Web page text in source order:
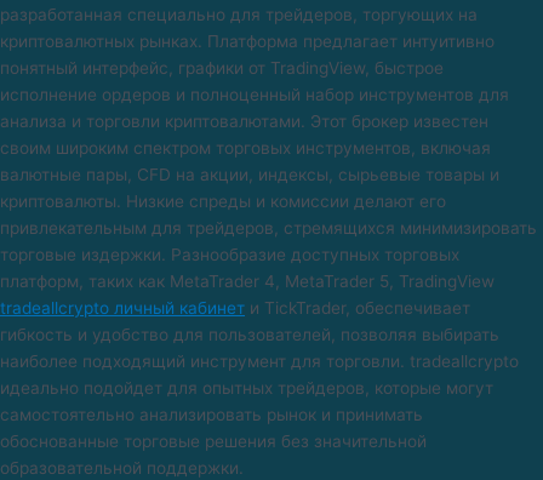
разработанная специально для трейдеров, торгующих на
криптовалютных рынках. Платформа предлагает интуитивно
понятный интерфейс, графики от TradingView, быстрое
исполнение ордеров и полноценный набор инструментов для
анализа и торговли криптовалютами. Этот брокер известен
своим широким спектром торговых инструментов, включая
валютные пары, CFD на акции, индексы, сырьевые товары и
криптовалюты. Низкие спреды и комиссии делают его
привлекательным для трейдеров, стремящихся минимизировать
торговые издержки. Разнообразие доступных торговых
платформ, таких как MetaTrader 4, MetaTrader 5, TradingView
tradeallcrypto личный кабинет и TickTrader, обеспечивает
гибкость и удобство для пользователей, позволяя выбирать
наиболее подходящий инструмент для торговли. tradeallcrypto
идеально подойдет для опытных трейдеров, которые могут
самостоятельно анализировать рынок и принимать
обоснованные торговые решения без значительной
образовательной поддержки.